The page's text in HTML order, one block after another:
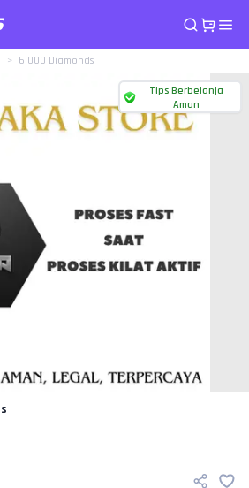
6.000 Diamonds
Tips Berbelanja
Aman